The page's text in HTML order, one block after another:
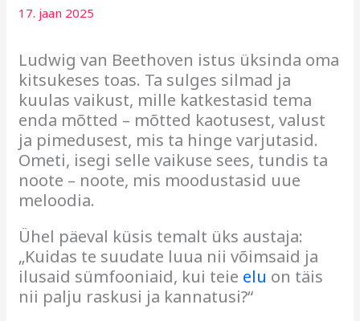
17. jaan 2025
Ludwig van Beethoven istus üksinda oma
kitsukeses toas. Ta sulges silmad ja
kuulas vaikust, mille katkestasid tema
enda mõtted – mõtted kaotusest, valust
ja pimedusest, mis ta hinge varjutasid.
Ometi, isegi selle vaikuse sees, tundis ta
noote – noote, mis moodustasid uue
meloodia.
Ühel päeval küsis temalt üks austaja:
„Kuidas te suudate luua nii võimsaid ja
ilusaid sümfooniaid, kui teie elu on täis
nii palju raskusi ja kannatusi?“